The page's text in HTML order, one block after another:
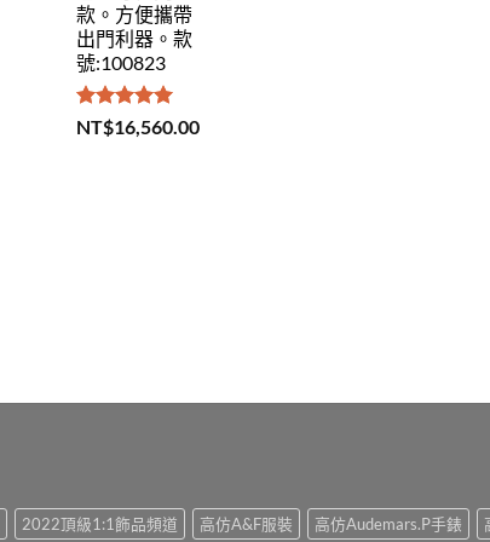
款。方便攜帶
出門利器。款
號:100823
評分5.00
滿分 5
NT$16,560.00
2022頂級1:1飾品頻道 高仿A&F服裝 高仿Audemars.P手錶